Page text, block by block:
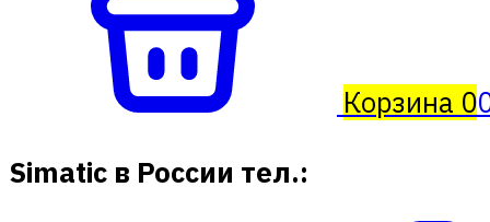
Корзина 0
Simatic в России тел.: